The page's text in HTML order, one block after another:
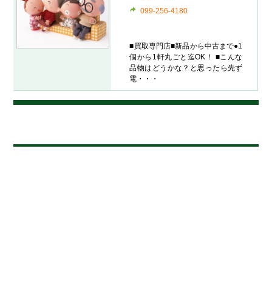
099-256-4180
■買取専門店■新品から中古まで●1
個から1軒丸ごと迄OK！ ■こんな
品物はどうかな？と思ったら先ず
電・・・